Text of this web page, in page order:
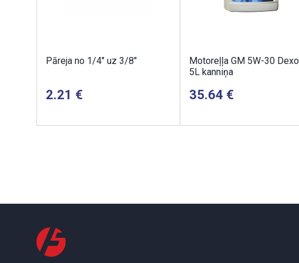
Pāreja no 1/4" uz 3/8"
2.21
Motoreļļa GM 5W-30
5L kanniņa
35.64